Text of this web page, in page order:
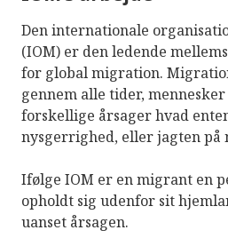
Den internationale
(IOM) er den ledende
for global migration.
gennem alle tider,
forskellige årsager hvad
nysgerrighed, eller jagten på
Ifølge IOM er en migrant en
opholdt sig udenfor sit
uanset årsagen.